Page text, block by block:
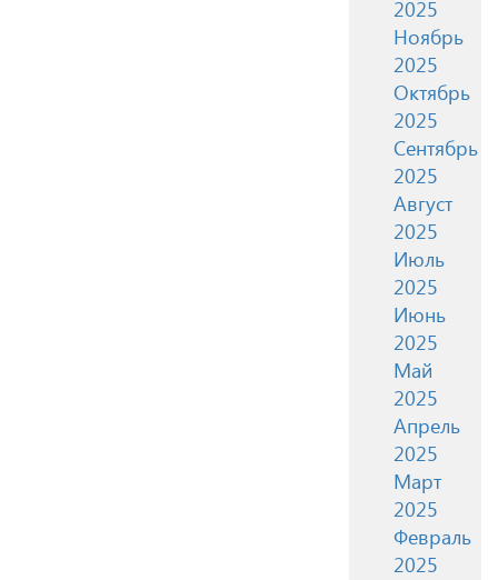
2025
Ноябрь
2025
Октябрь
2025
Сентябрь
2025
Август
2025
Июль
2025
Июнь
2025
Май
2025
Апрель
2025
Март
2025
Февраль
2025